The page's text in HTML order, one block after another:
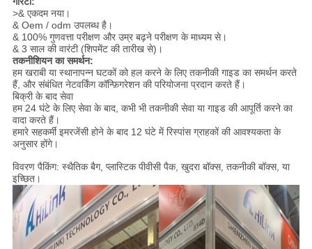
>& एकदम नया।
& Oem / odm उपलब्ध है।
& 100% गुणवत्ता परीक्षण और उम्र बढ़ने परीक्षण के माध्यम से।
& 3 साल की वारंटी (शिपमेंट की तारीख से)।
तकनीशियन का समर्थन:
हम खराबी या स्थानापन्न घटकों को हल करने के लिए तकनीकी गाइड का समर्थन करते
हैं, और संबंधित नेटवर्किंग कॉन्फ़िगरेशन की परियोजना प्रदान करते हैं।
बिक्री के बाद सेवा
हम 24 घंटे के लिए सेवा के बाद, कभी भी तकनीकी सेवा या गाइड की आपूर्ति करने का
वादा करते हैं।
हमारे सहकर्मी इमरजेंसी होने के बाद 12 घंटे में रिस्पांस ग्राहकों की आवश्यकता के
अनुसार होंगे।
विवरण पैकिंग: स्थैतिक बैग, प्लास्टिक पीवीसी पैक, खुदरा बॉक्स, तकनीकी बॉक्स, या
इच्छित।